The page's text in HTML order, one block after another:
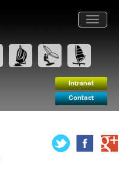
Contact
Intranet
Toggle